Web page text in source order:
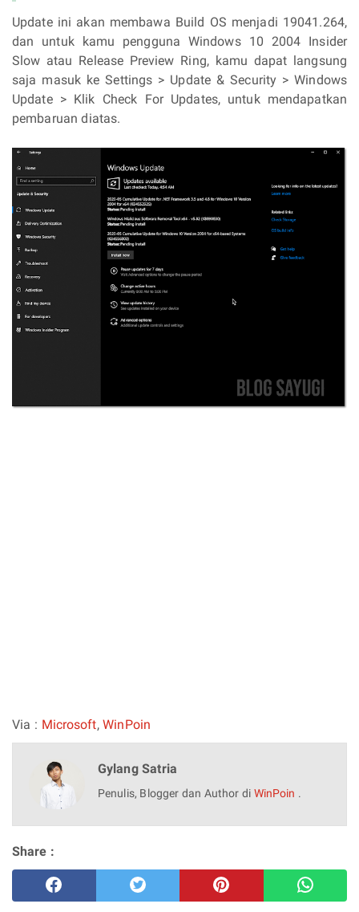
Update ini akan membawa Build OS menjadi 19041.264,
dan untuk kamu pengguna Windows 10 2004 Insider
Slow atau Release Preview Ring, kamu dapat langsung
saja masuk ke Settings > Update & Security > Windows
Update > Klik Check For Updates, untuk mendapatkan
pembaruan diatas.
Via : Microsoft,WinPoin
Gylang Satria
Penulis, Blogger dan Author di WinPoin .
Share :